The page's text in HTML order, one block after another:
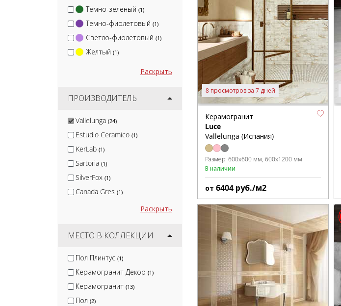
Темно-зеленый (1)
Темно-фиолетовый (1)
Светло-фиолетовый (1)
Желтый (1)
Раскрыть
ПРОИЗВОДИТЕЛЬ
Vallelunga (24)
Estudio Ceramico (1)
KerLab (1)
Sartoria (1)
SilverFox (1)
Canada Gres (1)
Jano Tiles(16)
Keratile (45)
Monopole
Раскрыть
МЕСТО В КОЛЛЕКЦИИ
Пол Плинтус (1)
Керамогранит Декор (1)
Керамогранит (13)
Пол (2)
8 просмотров за 7 дней
Керамогранит
Luce
Vallelunga (Испания)
Размер: 600x600 мм 600x1200 мм
В наличии
от 6404 руб./м2